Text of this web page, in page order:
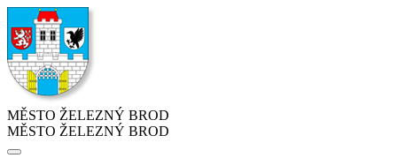
MĚSTO ŽELEZNÝ BROD
MĚSTO ŽELEZNÝ BROD